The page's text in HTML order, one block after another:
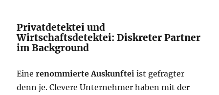
Privatdetektei und
Wirtschaftsdetektei: Diskreter Partner
im Background
Einerenommierte Auskunftei ist gefragter
denn je. Clevere Unternehmer haben mit der